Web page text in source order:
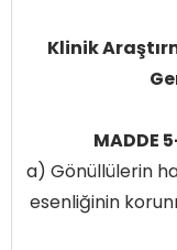
Klinik
MADDE
a) Gönüllülerin
esenliğinin